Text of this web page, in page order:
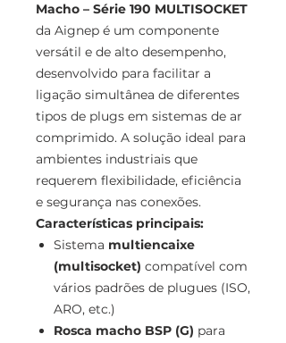
Macho – Série 190 MULTISOCKET
da Aignep é um componente
versátil e de alto desempenho,
desenvolvido para facilitar a
ligação simultânea de diferentes
tipos de plugs em sistemas de ar
comprimido. A solução ideal para
ambientes industriais que
requerem flexibilidade, eficiência
e segurança nas conexões.
Características principais:
Sistema multiencaixe
(multisocket) compatível com
vários padrões de plugues (ISO,
ARO, etc.)
Rosca macho BSP (G) para